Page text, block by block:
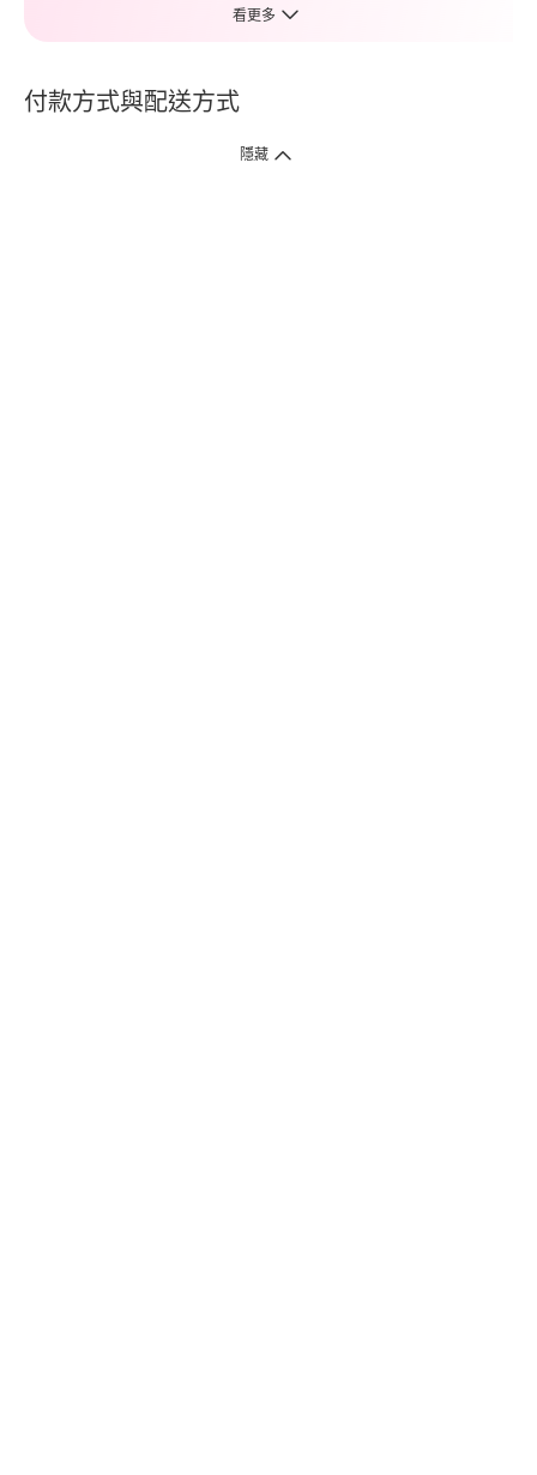
看更多
付款方式與配送方式
隱藏